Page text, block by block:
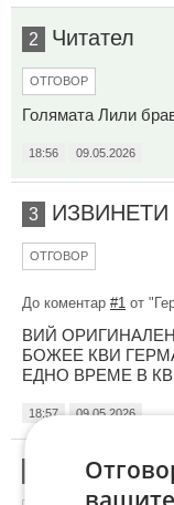
2 Читател
ОТГОВОР
Голямата Лили
18:56 09.05.2026
3 ИЗВИНЕТИ
ОТГОВОР
До коментар #1 от
ВИЙ
БОЖЕЕ КВИ
ЕДНО ВРЕМЕ В
18:57 09.05.2026
Сталин